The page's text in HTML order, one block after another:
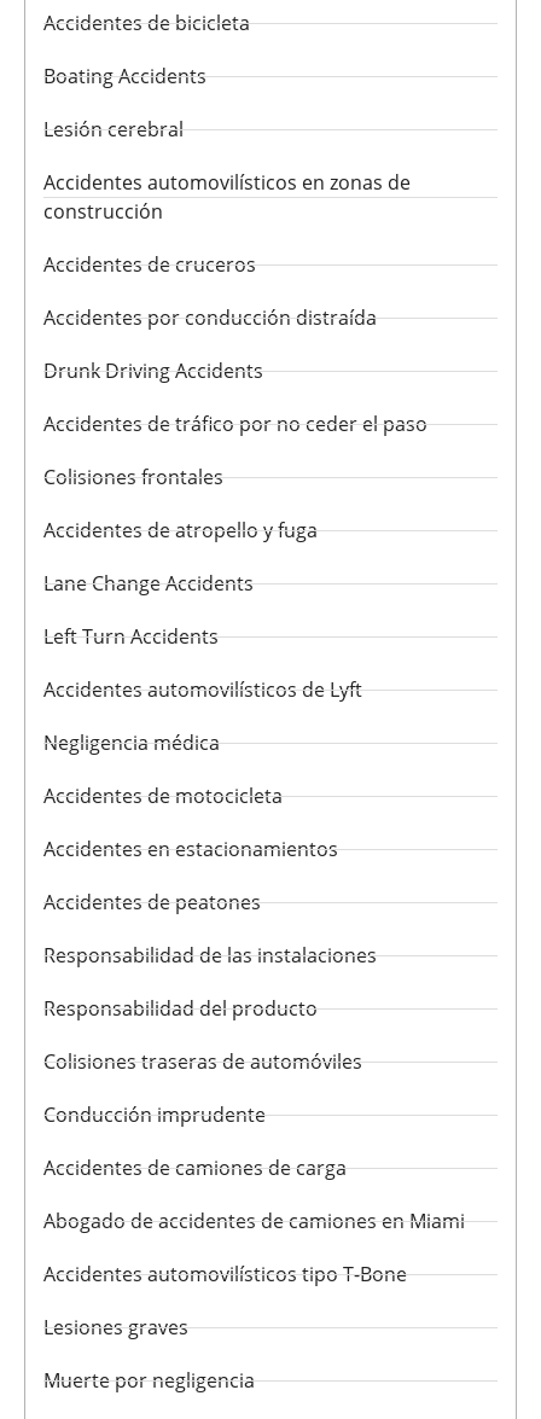
Accidentes de bicicleta
Boating Accidents
Lesión cerebral
Accidentes automovilísticos en zonas de
construcción
Accidentes de cruceros
Accidentes por conducción distraída
Drunk Driving Accidents
Accidentes de tráfico por no ceder el paso
Colisiones frontales
Accidentes de atropello y fuga
Lane Change Accidents
Left Turn Accidents
Accidentes automovilísticos de Lyft
Negligencia médica
Accidentes de motocicleta
Accidentes en estacionamientos
Accidentes de peatones
Responsabilidad de las instalaciones
Responsabilidad del producto
Colisiones traseras de automóviles
Conducción imprudente
Accidentes de camiones de carga
Abogado de accidentes de camiones en Miami
Accidentes automovilísticos tipo T-Bone
Lesiones graves
Muerte por negligencia